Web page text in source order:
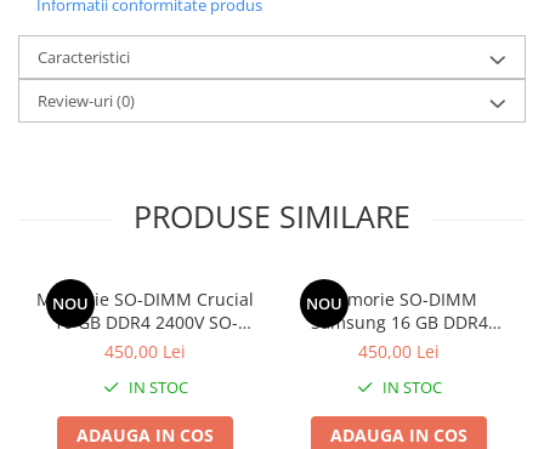
Informatii conformitate produs
Caracteristici
Review-uri(0)
PRODUSE SIMILARE
NOU
Memorie SO-DIMM Crucial
16 GB DDR4 2400V SO-
DIMM, bulk
450,00 Lei
IN STOC
ADAUGA IN COS
NOU
Memorie SO-DIMM
Samsung 16 GB DDR4
2400V SO-DIMM, bulk
450,00 Lei
IN STOC
ADAUGA IN COS